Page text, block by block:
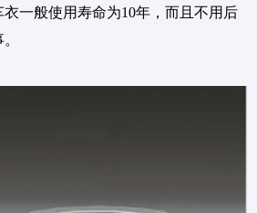
一般使用寿命为10年，而且不用后